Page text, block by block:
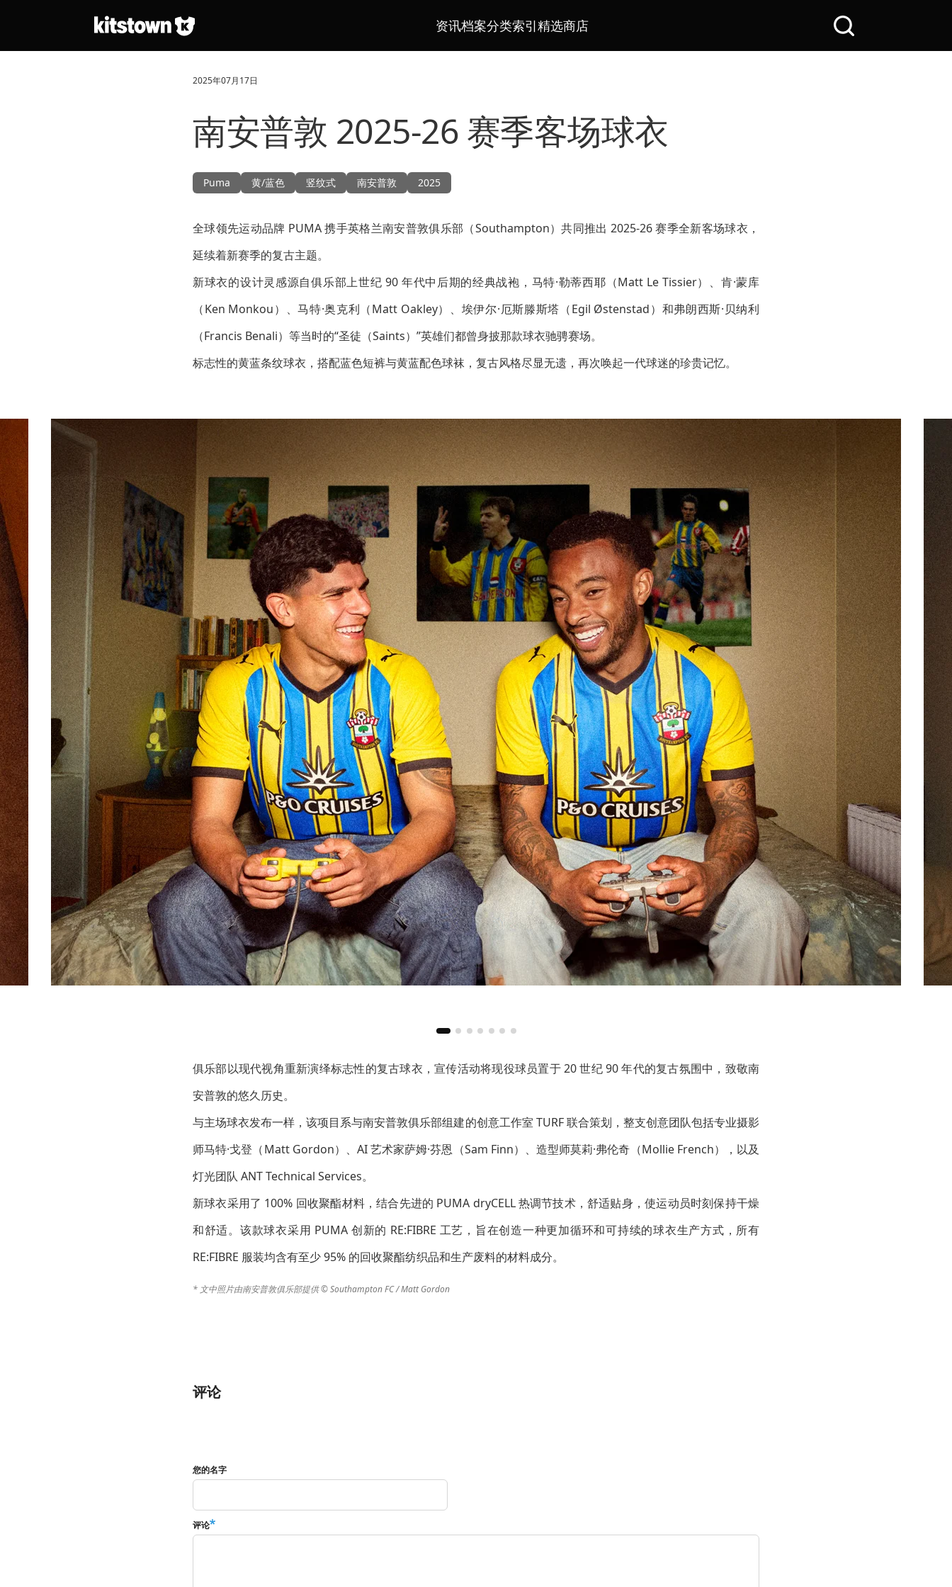
资讯档案分类索引精选商店
搜
2025年07月17日
南安普敦 2025-26 赛季客场球衣
Puma 黄/蓝色 竖纹式 南安普敦 2025
全球领先运动品牌 PUMA 携手英格兰南安普敦俱乐部（Southampton）共同推出 2025-26 赛季全新客场球衣，
延续着新赛季的复古主题。
新球衣的设计灵感源自俱乐部上世纪 90 年代中后期的经典战袍，马特·勒蒂西耶（Matt Le Tissier）、肯·蒙库
（Ken Monkou）、马特·奥克利（Matt Oakley）、埃伊尔·厄斯滕斯塔（Egil Østenstad）和弗朗西斯·贝纳利
（Francis Benali）等当时的“圣徒（Saints）”英雄们都曾身披那款球衣驰骋赛场。
标志性的黄蓝条纹球衣，搭配蓝色短裤与黄蓝配色球袜，复古风格尽显无遗，再次唤起一代球迷的珍贵记忆。
俱乐部以现代视角重新演绎标志性的复古球衣，宣传活动将现役球员置于 20 世纪 90 年代的复古氛围中，致敬南
安普敦的悠久历史。
与主场球衣发布一样，该项目系与南安普敦俱乐部组建的创意工作室 TURF 联合策划，整支创意团队包括专业摄影
师马特·戈登（Matt Gordon）、AI 艺术家萨姆·芬恩（Sam Finn）、造型师莫莉·弗伦奇（Mollie French），以及
灯光团队 ANT Technical Services。
新球衣采用了 100% 回收聚酯材料，结合先进的 PUMA dryCELL 热调节技术，舒适贴身，使运动员时刻保持干燥
和舒适。该款球衣采用 PUMA 创新的 RE:FIBRE 工艺，旨在创造一种更加循环和可持续的球衣生产方式，所有
RE:FIBRE 服装均含有至少 95% 的回收聚酯纺织品和生产废料的材料成分。
* 文中照片由南安普敦俱乐部提供 © Southampton FC / Matt Gordon
评论
您的名字
评论